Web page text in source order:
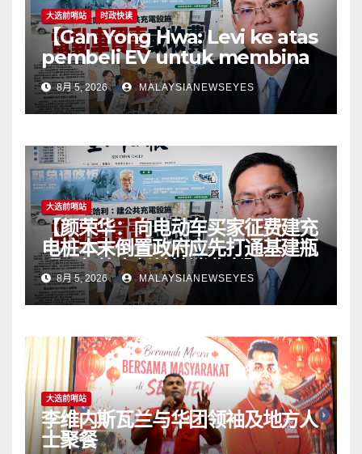
大选前哨站 时政快读
【Gan Yong Hwa: Levi ke atas
pembeli EV untuk membina
stesen pengecasan satu
langkah songsangKerajaan
perlu tangani kekangan
jangan pindahkan
tanggungjawab kepada
pengguna】
8月 5, 2026 MALAYSIANEWSEYES
大选前哨站
【颜荣华：向电动车买家征费建充
电桩本末倒置政府应先打通基建瓶
颈 勿将责任转嫁消费者】
8月 5, 2026 MALAYSIANEWSEYES
大选前哨站
李维内斯瓦兰与华团领袖及地方人
士聚餐